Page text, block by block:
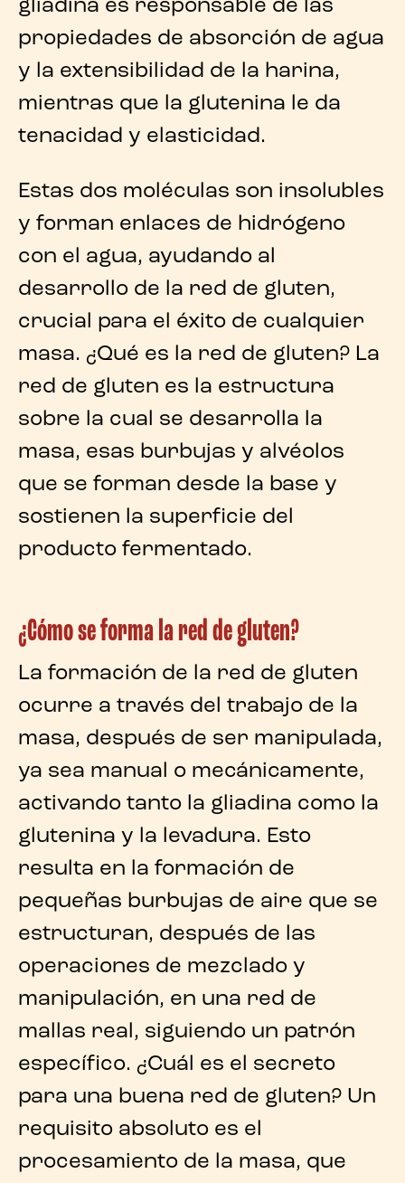
gliadina es responsable de las
propiedades de absorción de agua
y la extensibilidad de la harina,
mientras que la glutenina le da
tenacidad y elasticidad.
Estas dos moléculas son insolubles
y forman enlaces de hidrógeno
con el agua, ayudando al
desarrollo de la red de gluten,
crucial para el éxito de cualquier
masa. ¿Qué es la red de gluten? La
red de gluten es la estructura
sobre la cual se desarrolla la
masa, esas burbujas y alvéolos
que se forman desde la base y
sostienen la superficie del
producto fermentado.
¿Cómo se forma la red de gluten?
La formación de la red de gluten
ocurre a través del trabajo de la
masa, después de ser manipulada,
ya sea manual o mecánicamente,
activando tanto la gliadina como la
glutenina y la levadura. Esto
resulta en la formación de
pequeñas burbujas de aire que se
estructuran, después de las
operaciones de mezclado y
manipulación, en una red de
mallas real, siguiendo un patrón
específico. ¿Cuál es el secreto
para una buena red de gluten? Un
requisito absoluto es el
procesamiento de la masa, que